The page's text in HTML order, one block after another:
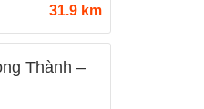
31.9 km
Thành –